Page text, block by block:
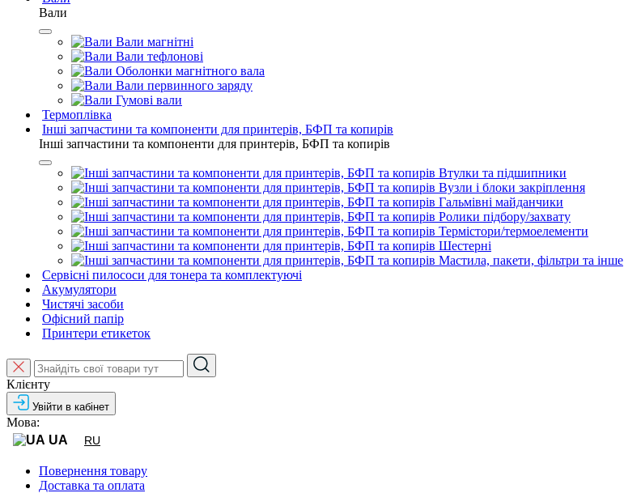
Вали
Вали магнітні
Вали тефлонові
Оболонки магнітного вала
Вали первинного заряду
Гумові вали
Термоплівка
Інші запчастини та компоненти для принтерів, БФП та копирів
Інші запчастини та компоненти для принтерів, БФП та копирів
Втулки та підшипники
Вузли і блоки закріплення
Гальмівні майданчики
Ролики підбору/захвату
Термістори/термоелементи
Шестерні
Мастила, пакети, фільтри та інше
Сервісні пилососи для тонера та комплектуючі
Акумулятори
Чистячі засоби
Офісний папір
Принтери етикеток
Клієнту
Увійти в кабінет
Мова:
UA
RU
Повернення товару
Доставка та оплата